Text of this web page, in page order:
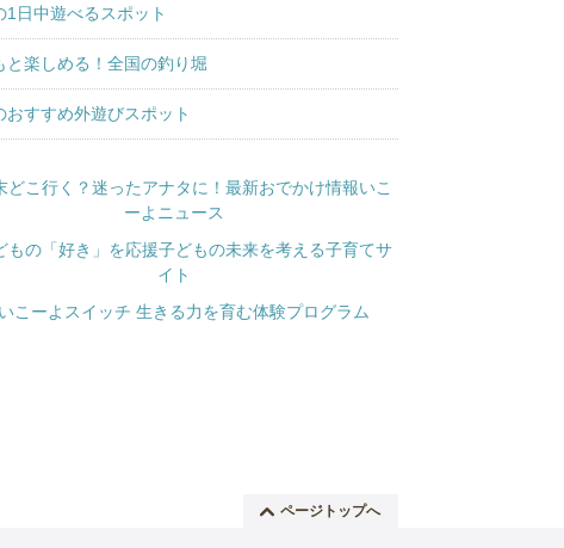
1日中遊べるスポット
と楽しめる！全国の釣り堀
おすすめ外遊びスポット
ページトップへ